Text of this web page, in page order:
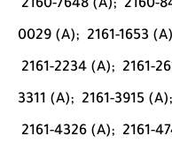
2160-7648 (A); 2160-
0029 (A); 2161-1653
2161-2234 (A); 2161-
3311 (A); 2161-3915 (A);
2161-4326 (A); 2161-